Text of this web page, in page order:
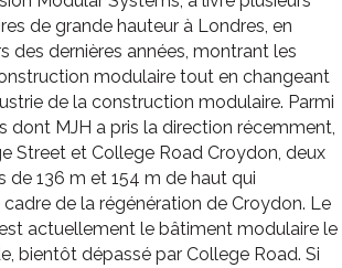
de grande hauteur à Londres, en
des dernières années, montrant les
modulaire tout en changeant
de la construction modulaire. Parmi
dont MJH a pris la direction récemment,
Street et College Road Croydon, deux
de 136 m et 154 m de haut qui
de la régénération de Croydon. Le
actuellement le bâtiment modulaire le
bientôt dépassé par College Road. Si